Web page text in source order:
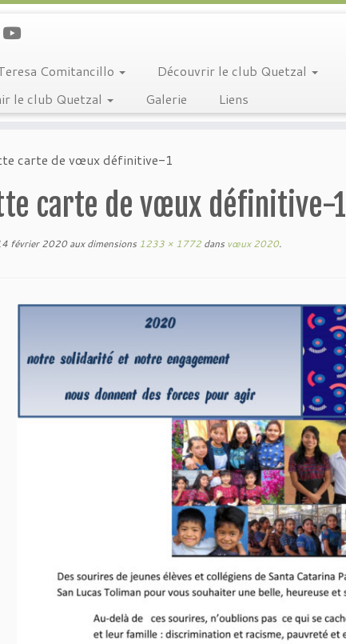
Comitancillo Découvrir le club Quetzal
le club Quetzal
Galerie Liens
carte de vœux définitive-1
carte de vœux définitive-1
février 2020aux dimensions 1233 × 1772 dans vœux 2020.